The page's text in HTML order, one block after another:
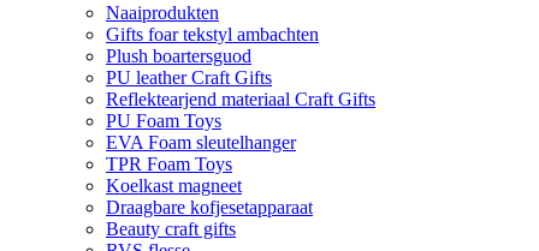
Naaiprodukten
Gifts foar tekstyl ambachten
Plush boartersguod
PU leather Craft Gifts
Reflektearjend materiaal Craft Gifts
PU Foam Toys
EVA Foam sleutelhanger
TPR Foam Toys
Koelkast magneet
Draagbare kofjesetapparaat
Beauty craft gifts